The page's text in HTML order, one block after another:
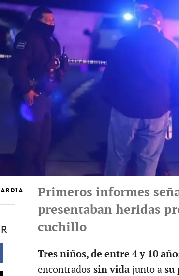
Primeros informes
presentaban heridas
cuchillo
Tres niños, de entre 4 y 10
encontrados sin vidajunto a su